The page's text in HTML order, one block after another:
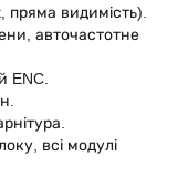
видимість).
авточастотне
ENC.
всі модулі